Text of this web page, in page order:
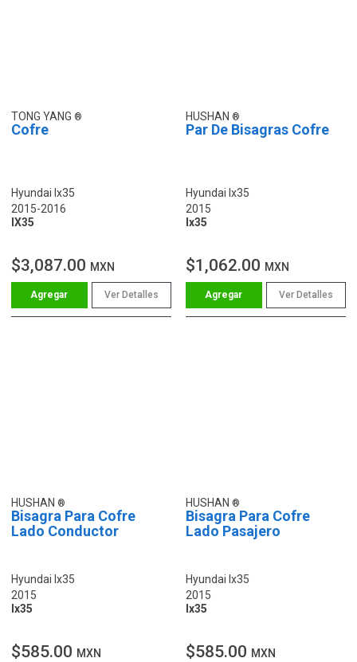
TONG YANG
Cofre
Hyundai Ix35
2015-2016
IX35
$3,087.00 MXN
Ver Detalles
HUSHAN
Par De Bisagras Cofre
Hyundai Ix35
2015
Ix35
$1,062.00 MXN
Ver Detalles
HUSHAN
Bisagra Para Cofre
Lado Conductor
Hyundai Ix35
2015
Ix35
$585.00 MXN
HUSHAN
Bisagra Para Cofre
Lado Pasajero
Hyundai Ix35
2015
Ix35
$585.00 MXN